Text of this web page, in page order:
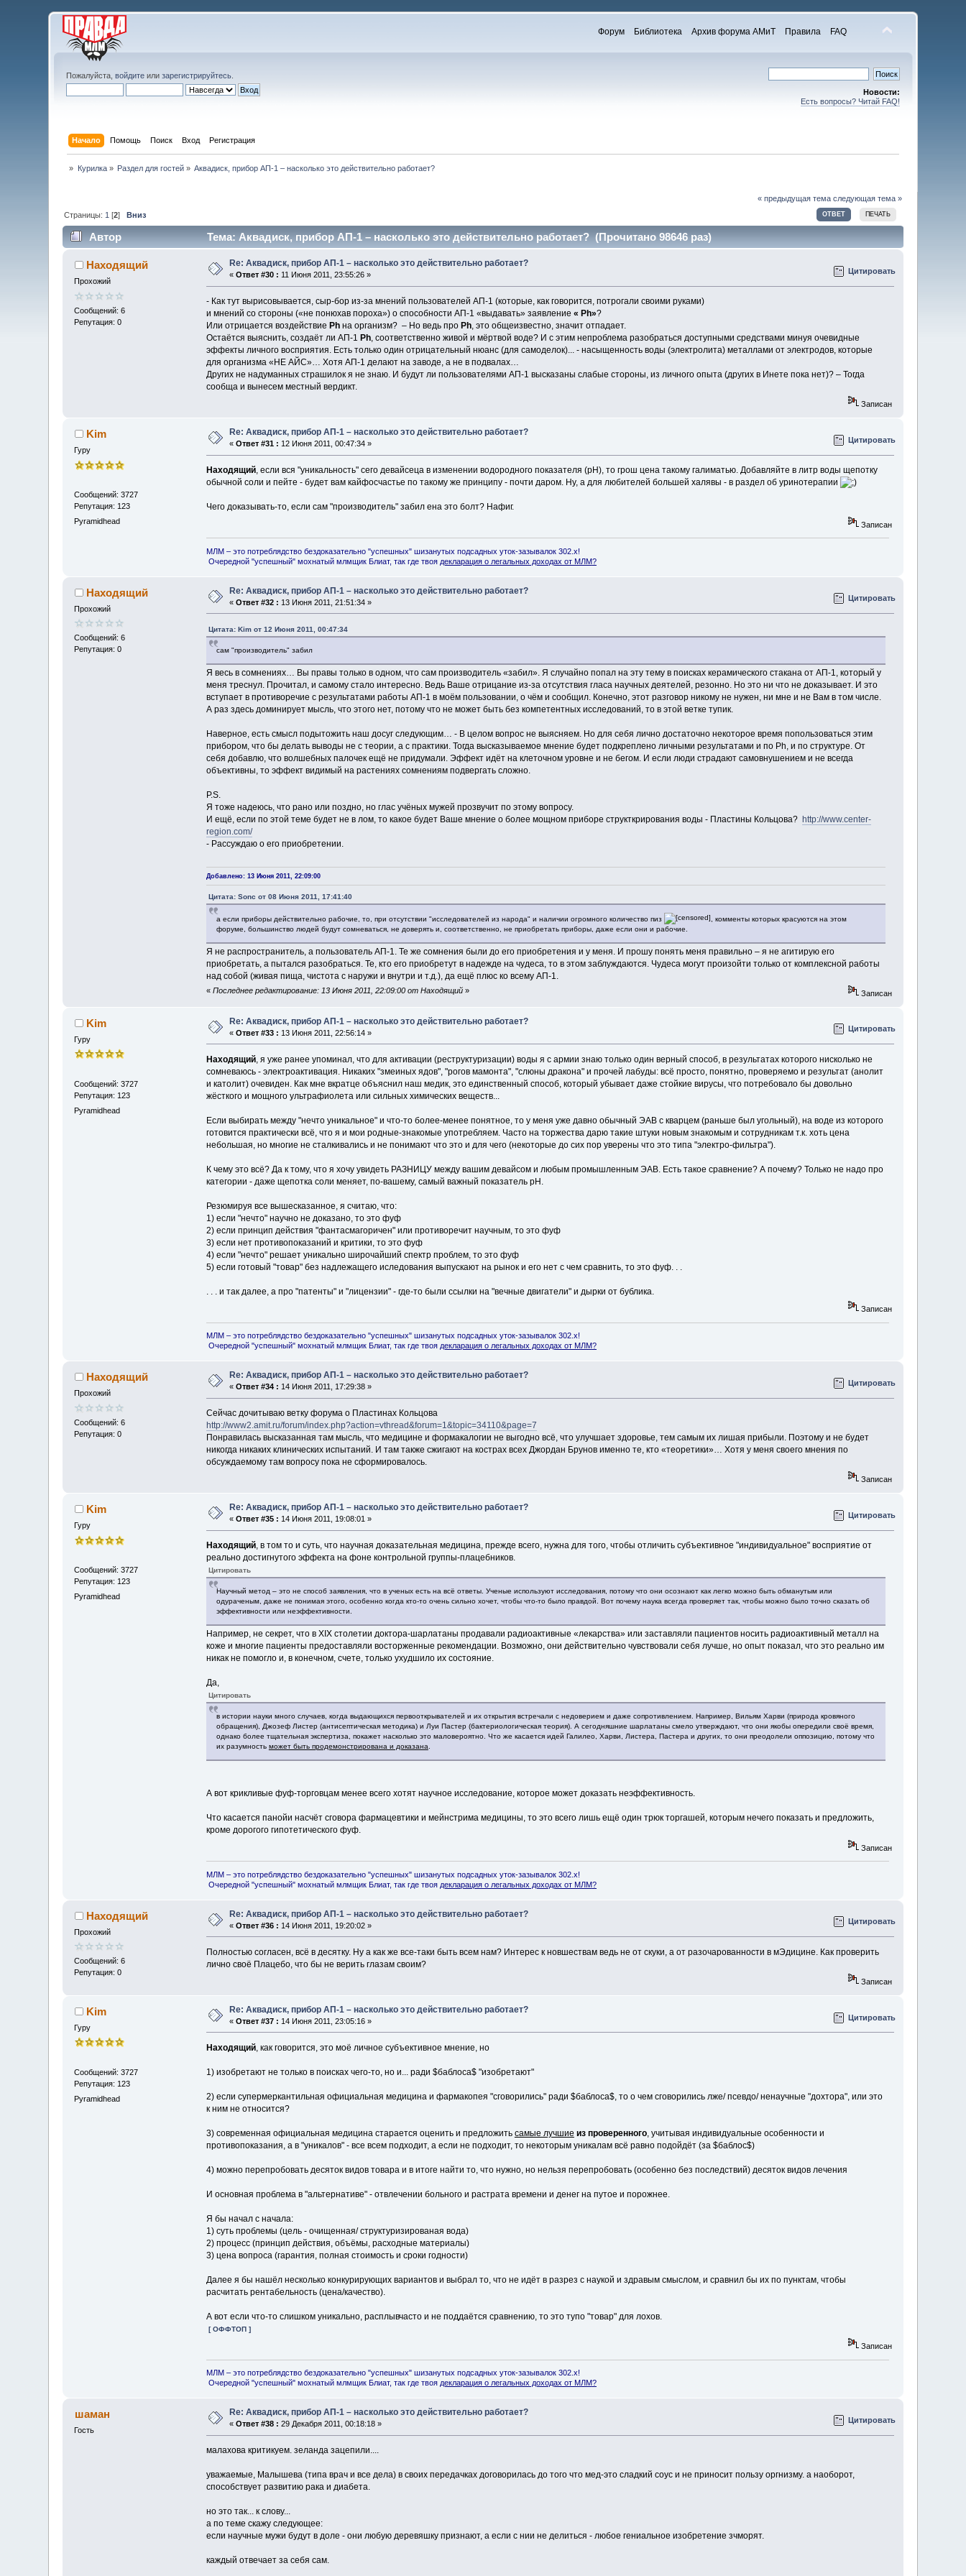
Форум Библиотека Архив форума АМиТ Правила FAQ
Пожалуйста,войдите илизарегистрируйтесь
Новости:
Есть вопросы? Читай FAQ!
Начало Помощь Поиск Вход Регистрация
» Курилка» Раздел для гостей » Аквадиск, прибор АП-1 – насколько это действительно работает?
« предыдущая тема следующая тема »
ОТВЕТ ПЕЧАТЬ
Страницы: 1 [2]Вниз
Автор Тема: Аквадиск, прибор АП-1 – насколько это действительно работает? (Прочитано 98646 раз)
Находящий
Прохожий
Сообщений: 6
Репутация: 0
Re: Аквадиск, прибор АП-1 – насколько это действительно работает?
«Ответ #30 : 11 Июня 2011, 23:55:26 » Цитировать
- Как тут вырисовывается, сыр-бор из-за мнений пользователей АП-1 (которые, как говорится, потрогали своими руками)
и мнений со стороны («не понюхав пороха») о способности АП-1 «выдавать» заявление « Ph»?
Или отрицается воздействие Phна организм? – Но ведь про Ph, это общеизвестно, значит отпадает.
Остаётся выяснить, создаёт ли АП-1 Ph, соответственно живой и мёртвой воде? И с этим непроблема разобраться доступными средствами минуя очевидные
эффекты личного восприятия. Есть только один отрицательный нюанс (для самоделок)... - насыщенность воды (электролита) металлами от электродов, которые
для организма «НЕ АЙС»… Хотя АП-1 делают на заводе, а не в подвалах…
Других не надуманных страшилок я не знаю. И будут ли пользователями АП-1 высказаны слабые стороны, из личного опыта (других в Инете пока нет)? – Тогда
сообща и вынесем местный вердикт.
Записан
Kim
Гуру
Сообщений: 3727
Репутация: 123
Pyramidhead
Re: Аквадиск, прибор АП-1 – насколько это действительно работает?
«Ответ #31 : 12 Июня 2011, 00:47:34 » Цитировать
Находящий, если вся "уникальность" сего девайсеца в изменении водородного показателя (pH), то грош цена такому галиматью. Добавляйте в литр воды щепотку
обычной соли и пейте - будет вам кайфосчастье по такому же принципу - почти даром. Ну, а для любителей большей халявы - в раздел об уринотерапии
Чего доказывать-то, если сам "производитель" забил ена это болт? Нафиг.
Записан
МЛМ – это потреблядство бездоказательно "успешных" шизанутых подсадных уток-зазывалок 302.x!
Очередной "успешный" мохнатый млмщик Блиат, так где твоя декларация о легальных доходах от МЛМ?
Находящий
Прохожий
Сообщений: 6
Репутация: 0
Re: Аквадиск, прибор АП-1 – насколько это действительно работает?
«Ответ #32 : 13 Июня 2011, 21:51:34 » Цитировать
Цитата: Kim от 12 Июня 2011, 00:47:34
сам "производитель" забил
Я весь в сомнениях… Вы правы только в одном, что сам производитель «забил». Я случайно попал на эту тему в поисках керамического стакана от АП-1, который у
меня треснул. Прочитал, и самому стало интересно. Ведь Ваше отрицание из-за отсутствия гласа научных деятелей, резонно. Но это ни что не доказывает. И это
вступает в противоречие с результатами работы АП-1 в моём пользовании, о чём и сообщил. Конечно, этот разговор никому не нужен, ни мне и не Вам в том числе.
А раз здесь доминирует мысль, что этого нет, потому что не может быть без компетентных исследований, то в этой ветке тупик.
Наверное, есть смысл подытожить наш досуг следующим… - В целом вопрос не выясняем. Но для себя лично достаточно некоторое время попользоваться этим
прибором, что бы делать выводы не с теории, а с практики. Тогда высказываемое мнение будет подкреплено личными результатами и по Ph, и по структуре. От
себя добавлю, что волшебных палочек ещё не придумали. Эффект идёт на клеточном уровне и не бегом. И если люди страдают самовнушением и не всегда
объективны, то эффект видимый на растениях сомнениям подвергать сложно.
P.S.
Я тоже надеюсь, что рано или поздно, но глас учёных мужей прозвучит по этому вопросу.
И ещё, если по этой теме будет не в лом, то какое будет Ваше мнение о более мощном приборе структкрирования воды - Пластины Кольцова? http://www.center-
region.com/
- Рассуждаю о его приобретении.
Добавлено: 13 Июня 2011, 22:09:00
Цитата: Sonc от 08 Июня 2011, 17:41:40
а если приборы действительно рабочие, то, при отсутствии "исследователей из народа" и наличии огромного количество пиз
, комменты которых красуются на этом
форуме, большинство людей будут сомневаться, не доверять и, соответственно, не приобретать приборы, даже если они и рабочие.
Я не распространитель, а пользователь АП-1. Те же сомнения были до его приобретения и у меня. И прошу понять меня правильно – я не агитирую его
приобретать, а пытался разобраться. Те, кто его приобретут в надежде на чудеса, то в этом заблуждаются. Чудеса могут произойти только от комплексной работы
над собой (живая пища, чистота с наружи и внутри и т.д.), да ещё плюс ко всему АП-1.
« Последнее редактирование: 13 Июня 2011, 22:09:00 от Находящий» Записан
Kim
Гуру
Сообщений: 3727
Репутация: 123
Pyramidhead
Re: Аквадиск, прибор АП-1 – насколько это действительно работает?
«Ответ #33 : 13 Июня 2011, 22:56:14 » Цитировать
Находящий, я уже ранее упоминал, что для активации (реструктуризации) воды я с армии знаю только один верный способ, в результатах которого нисколько не
сомневаюсь - электроактивация. Никаких "змеиных ядов", "рогов мамонта", "слюны дракона" и прочей лабуды: всё просто, понятно, проверяемо и результат (анолит
и католит) очевиден. Как мне вкратце объяснил наш медик, это единственный способ, который убывает даже стойкие вирусы, что потребовало бы довольно
жёсткого и мощного ультрафиолета или сильных химических веществ...
Если выбирать между "нечто уникальное" и что-то более-менее понятное, то у меня уже давно обычный ЭАВ с кварцем (раньше был угольный), на воде из которого
готовится практически всё, что я и мои родные-знакомые употребляем. Часто на торжества дарю такие штуки новым знакомым и сотрудникам т.к. хоть цена
небольшая, но многие не сталкивались и не понимают что это и для чего (некоторые до сих пор уверены что это типа "электро-фильтра").
К чему это всё? Да к тому, что я хочу увидеть РАЗНИЦУ между вашим девайсом и любым промышленным ЭАВ. Есть такое сравнение? А почему? Только не надо про
категории - даже щепотка соли меняет, по-вашему, самый важный показатель рН.
Резюмируя все вышесказанное, я считаю, что:
1) если "нечто" научно не доказано, то это фуф
2) если принцип действия "фантасмагоричен" или противоречит научным, то это фуф
3) если нет противопоказаний и критики, то это фуф
4) если "нечто" решает уникально широчайший спектр проблем, то это фуф
5) если готовый "товар" без надлежащего иследования выпускают на рынок и его нет с чем сравнить, то это фуф. . .
. . . и так далее, а про "патенты" и "лицензии" - где-то были ссылки на "вечные двигатели" и дырки от бублика.
Записан
МЛМ – это потреблядство бездоказательно "успешных" шизанутых подсадных уток-зазывалок 302.x!
Очередной "успешный" мохнатый млмщик Блиат, так где твоя декларация о легальных доходах от МЛМ?
Находящий
Прохожий
Сообщений: 6
Репутация: 0
Re: Аквадиск, прибор АП-1 – насколько это действительно работает?
«Ответ #34 : 14 Июня 2011, 17:29:38 » Цитировать
Сейчас дочитываю ветку форума о Пластинах Кольцова
http://www2.amit.ru/forum/index.php?action=vthread&forum=1&topic=34110&page=7
Понравилась высказанная там мысль, что медицине и формакалогии не выгодно всё, что улучшает здоровье, тем самым их лишая прибыли. Поэтому и не будет
никогда никаких клинических испытаний. И там также сжигают на кострах всех Джордан Брунов именно те, кто «теоретики»… Хотя у меня своего мнения по
обсуждаемому там вопросу пока не сформировалось.
Записан
Kim
Гуру
Сообщений: 3727
Репутация: 123
Pyramidhead
Re: Аквадиск, прибор АП-1 – насколько это действительно работает?
«Ответ #35 : 14 Июня 2011, 19:08:01 » Цитировать
Находящий, в том то и суть, что научная доказательная медицина, прежде всего, нужна для того, чтобы отличить субъективное "индивидуальное" восприятие от
реально достигнутого эффекта на фоне контрольной группы-плацебников.
Цитировать
Научный метод – это не способ заявления, что в ученых есть на всё ответы. Ученые используют исследования, потому что они осознают как легко можно быть обманутым или
одураченым, даже не понимая этого, особенно когда кто-то очень сильно хочет, чтобы что-то было правдой. Вот почему наука всегда проверяет так, чтобы можно было точно сказать об
эффективности или неэффективности.
Например, не секрет, что в XIX столетии доктора-шарлатаны продавали радиоактивные «лекарства» или заставляли пациентов носить радиоактивный металл на
коже и многие пациенты предоставляли восторженные рекомендации. Возможно, они действительно чувствовали себя лучше, но опыт показал, что это реально им
никак не помогло и, в конечном, счете, только ухудшило их состояние.
Да,
Цитировать
в истории науки много случаев, когда выдающихся первооткрывателей и их открытия встречали с недоверием и даже сопротивлением. Например, Вильям Харви (природа кровяного
обращения), Джозеф Листер (антисептическая методика) и Луи Пастер (бактериологическая теория). А сегодняшние шарлатаны смело утверждают, что они якобы опередили своё время,
однако более тщательная экспертиза, покажет насколько это маловероятно. Что же касается идей Галилео, Харви, Листера, Пастера и других, то они преодолели оппозицию, потому что
их разумность может быть продемонстрирована и доказана.
А вот крикливые фуф-торговцам менее всего хотят научное исследование, которое может доказать неэффективность.
Что касается панойи насчёт сговора фармацевтики и мейнстрима медицины, то это всего лишь ещё один трюк торгашей, которым нечего показать и предложить,
кроме дорогого гипотетического фуф.
Записан
МЛМ – это потреблядство бездоказательно "успешных" шизанутых подсадных уток-зазывалок 302.x!
Очередной "успешный" мохнатый млмщик Блиат, так где твоя декларация о легальных доходах от МЛМ?
Находящий
Прохожий
Сообщений: 6
Репутация: 0
Re: Аквадиск, прибор АП-1 – насколько это действительно работает?
«Ответ #36 : 14 Июня 2011, 19:20:02 » Цитировать
Полностью согласен, всё в десятку. Ну а как же все-таки быть всем нам? Интерес к новшествам ведь не от скуки, а от разочарованности в мЭдицине. Как проверить
лично своё Плацебо, что бы не верить глазам своим?
Записан
Kim
Гуру
Сообщений: 3727
Репутация: 123
Pyramidhead
Re: Аквадиск, прибор АП-1 – насколько это действительно работает?
«Ответ #37 : 14 Июня 2011, 23:05:16 » Цитировать
Находящий, как говорится, это моё личное субъективное мнение, но
1) изобретают не только в поисках чего-то, но и... ради $баблоса$ "изобретают"
2) если супермеркантильная официальная медицина и фармакопея "сговорились" ради $баблоса$, то о чем сговорились лже/ псевдо/ ненаучные "дохтора", или это
к ним не относится?
3) современная официальная медицина старается оценить и предложить самые лучшие из проверенного, учитывая индивидуальные особенности и
противопоказания, а в "уникалов" - все всем подходит, а если не подходит, то некоторым уникалам всё равно подойдёт (за $баблос$)
4) можно перепробовать десяток видов товара и в итоге найти то, что нужно, но нельзя перепробовать (особенно без последствий) десяток видов лечения
И основная проблема в "альтернативе" - отвлечении больного и растрата времени и денег на путое и порожнее.
Я бы начал с начала:
1) суть проблемы (цель - очищенная/ структуризированая вода)
2) процесс (принцип действия, объёмы, расходные материалы)
3) цена вопроса (гарантия, полная стоимость и сроки годности)
Далее я бы нашёл несколько конкурирующих вариантов и выбрал то, что не идёт в разрез с наукой и здравым смыслом, и сравнил бы их по пунктам, чтобы
расчитать рентабельность (цена/качество).
А вот если что-то слишком уникально, расплывчасто и не поддаётся сравнению, то это тупо "товар" для лохов.
[ ОФФТОП ]
Записан
МЛМ – это потреблядство бездоказательно "успешных" шизанутых подсадных уток-зазывалок 302.x!
Очередной "успешный" мохнатый млмщик Блиат, так где твоя декларация о легальных доходах от МЛМ?
шаман
Гость
Re: Аквадиск, прибор АП-1 – насколько это действительно работает?
«Ответ #38 : 29 Декабря 2011, 00:18:18 » Цитировать
малахова критикуем. зеланда зацепили....
уважаемые, Малышева (типа врач и все дела) в своих передачках договорилась до того что мед-это сладкий соус и не приносит пользу оргнизму. а наоборот,
способствует развитию рака и диабета.
но это так... к слову...
а по теме скажу следующее:
если научные мужи будут в доле - они любую деревяшку признают, а если с нии не делиться - любое гениальное изобретение зчморят.
каждый отвечает за себя сам.